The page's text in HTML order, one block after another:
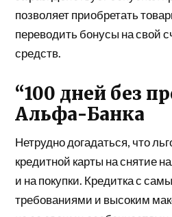
позволяет приобретать
переводить бонусы на свой
средств.
“100 дней без
Альфа-Банка
Нетрудно догадаться, что
кредитной карты на снятие
и на покупки. Кредитка с
требованиями и высоким